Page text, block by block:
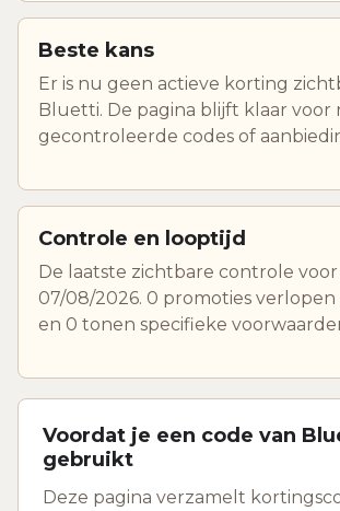
Beste kans
Er is nu geen actieve korting
Bluetti. De pagina blijft klaar voor
gecontroleerde codes of
Controle en looptijd
De laatste zichtbare controle
07/08/2026. 0 promoties
en 0 tonen specifieke
Voordat je een code van
gebruikt
Deze pagina verzamelt